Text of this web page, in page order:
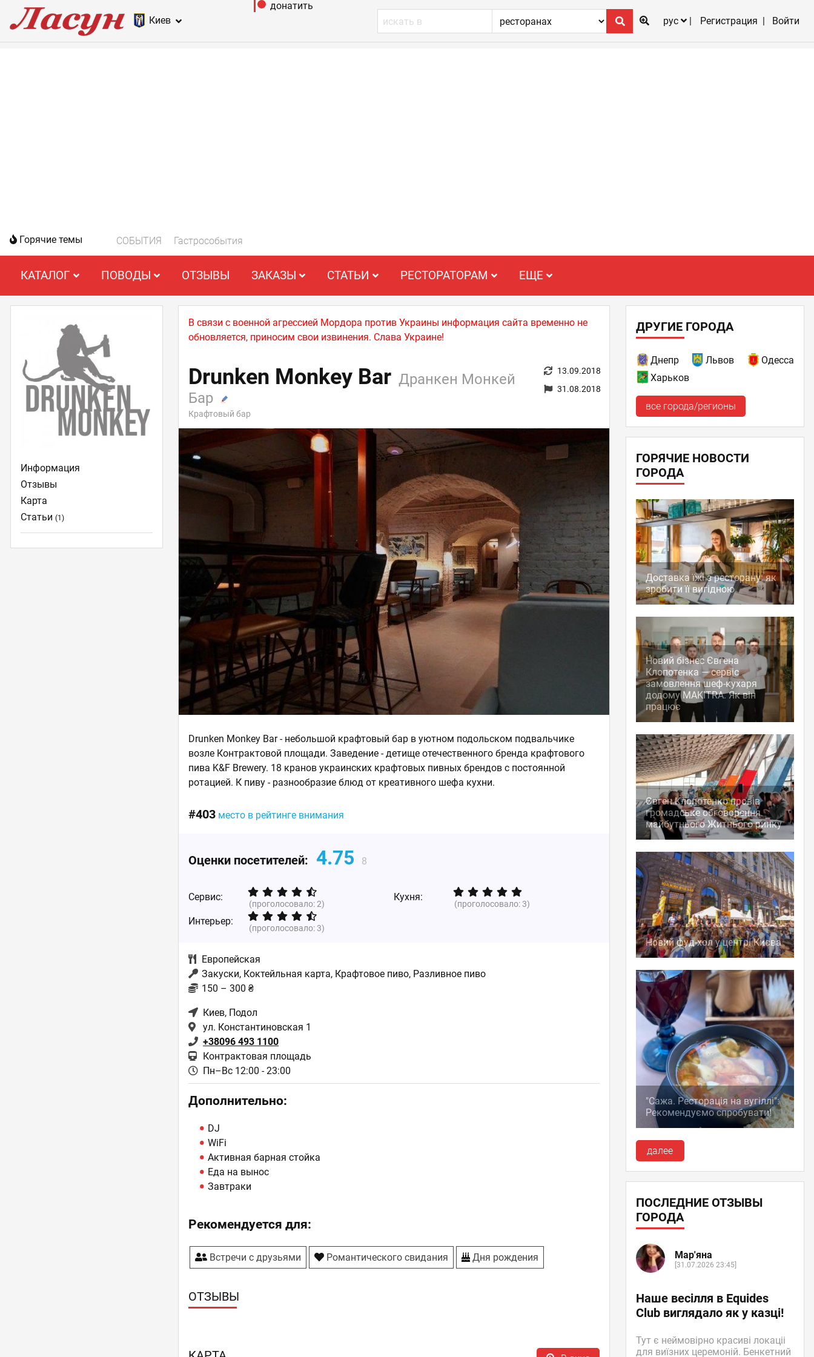
Киев
донатить
рус
Регистрация Войти
Горячие темы СОБЫТИЯ Гастрособытия
КАТАЛОГ ПОВОДЫ ОТЗЫВЫ ЗАКАЗЫ СТАТЬИ РЕСТОРАТОРАМ ЕЩЕ
В связи с военной агрессией Мордора против Украины информация сайта временно не
обновляется, приносим свои извинения. Слава Украине!
Drunken Monkey Bar Дранкен Монкей
Бар
Крафтовый бар
13.09.2018
31.08.2018
Drunken Monkey Bar - небольшой крафтовый бар в уютном подольском подвальчике
возле Контрактовой площади. Заведение - детище отечественного бренда крафтового
пива K&F Brewery. 18 кранов украинских крафтовых пивных брендов с постоянной
ротацией. К пиву - разнообразие блюд от креативного шефа кухни.
#403 место в рейтинге внимания
Оценки посетителей: 4.75 8
Сервис:
(проголосовало:2)
Кухня:
(проголосовало:3)
Интерьер:
(проголосовало:3)
Европейская
Закуски, Коктейльная карта, Крафтовое пиво, Разливное пиво
150 – 300 ₴
Киев, Подол
ул. Константиновская 1
+38096 493 1100
Контрактовая площадь
Пн–Вс 12:00 - 23:00
Дополнительно:
DJ
WiFi
Активная барная стойка
Еда на вынос
Завтраки
Рекомендуется для:
Встречи с друзьями Романтического свидания Дня рождения
ОТЗЫВЫ
Информация
Отзывы
Карта
Статьи(1)
ДРУГИЕ ГОРОДА
Днепр Львов
Одесса
Харьков
все города/регионы
ГОРЯЧИЕ НОВОСТИ
ГОРОДА
Доставка їжі з ресторану: як
зробити її вигідною
Новий бізнес Євгена
Клопотенка — сервіс
замовлення шеф-кухаря
додому MAKITRA. Як він
працює
Євген Клопотенко провів
громадське обговорення
майбутнього Житнього ринку
Новий фуд-хол у центрі Києва
"Сажа. Ресторація на вугіллі":
Рекомендуємо спробувати!
далее
ПОСЛЕДНИЕ ОТЗЫВЫ
ГОРОДА
Мар'яна
[31.07.2026 23:45]
Наше весілля в Equides
Club виглядало як у казці!
Тут є неймовірно красиві локаціі
для виїзних церемоній. Бенкетний